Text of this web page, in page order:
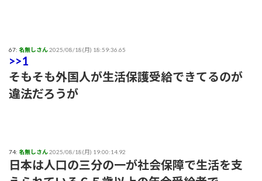
67: 名無しさん2025/08/18(月) 18:59:36.65
>>1
そもそも外国人が生活保護受給できてるのが
違法だろうが
74: 名無しさん2025/08/18(月) 19:00:14.92
日本は人口の三分の一が社会保障で生活を支